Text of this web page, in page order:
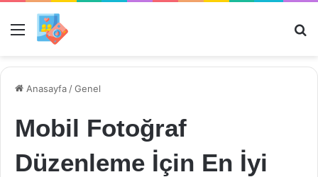
Menü
Anasayfa /Genel
Mobil Fotoğraf
Düzenleme İçin En İyi